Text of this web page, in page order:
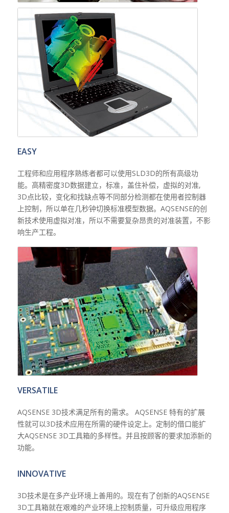
EASY
工程师和应用程序熟练者都可以使用SLD3D的所有高级功
能。高精密度3D数据建立，标准，盖住补偿，虚拟的对准,
3D点比较，变化和找缺点等不同部分检测都在使用者控制器
上控制，所以单在几秒钟切换标准模型数据。AQSENSE的创
新技术使用虚拟对准，所以不需要复杂昂贵的对准装置，不影
响生产工程。
VERSATILE
AQSENSE 3D技术满足所有的需求。 AQSENSE 特有的扩展
性就可以3D技术应用在所需的硬件设定上。定制的借口能扩
大AQSENSE 3D工具箱的多样性。并且按顾客的要求加添新的
功能。
INNOVATIVE
3D技术是在多产业环境上善用的。现在有了创新的AQSENSE
3D工具箱就在艰难的产业环境上控制质量，可升级应用程序